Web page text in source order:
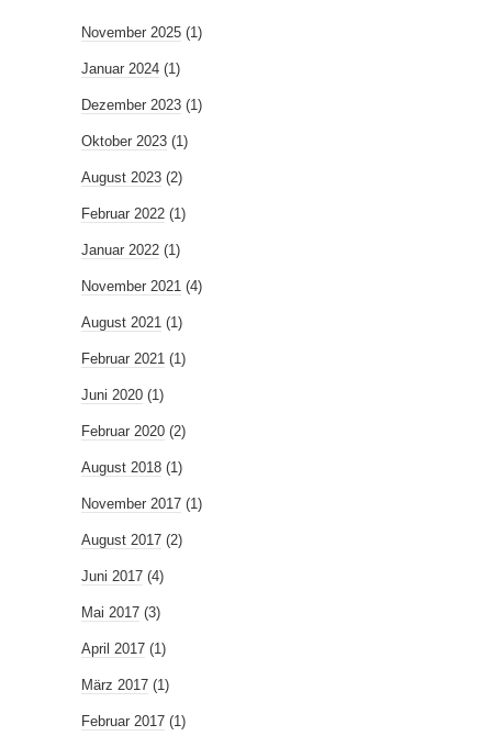
November 2025 (1)
Januar 2024 (1)
Dezember 2023 (1)
Oktober 2023 (1)
August 2023 (2)
Februar 2022 (1)
Januar 2022 (1)
November 2021 (4)
August 2021 (1)
Februar 2021 (1)
Juni 2020 (1)
Februar 2020 (2)
August 2018 (1)
November 2017 (1)
August 2017 (2)
Juni 2017 (4)
Mai 2017 (3)
April 2017 (1)
März 2017 (1)
Februar 2017 (1)